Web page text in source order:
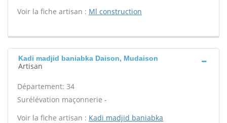
Voir la fiche artisan : Ml construction
Kadi madjid baniabka Daison, Mudaison
Artisan
Département: 34
Surélévation maçonnerie -
Voir la fiche artisan : Kadi madjid baniabka